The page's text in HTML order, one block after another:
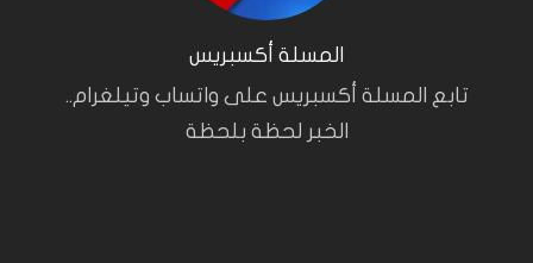
المسلة أكسبريس
تابع المسلة أكسبريس على واتساب وتيلغرام..
الخبر لحظة بلحظة